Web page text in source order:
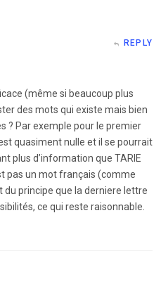
REPLY
(même si beaucoup plus
des mots qui existe mais bien
? Par exemple pour le premier
quasiment nulle et il se pourrait
plus d’information que TARIE
pas un mot français (comme
du principe que la derniere lettre
ce qui reste raisonnable.